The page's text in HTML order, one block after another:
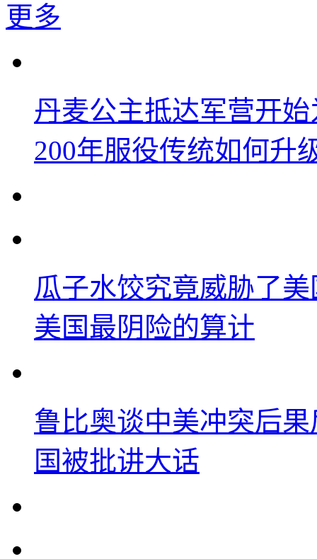
更多
丹麦公主抵达军营开
200年服役传统如何升
瓜子水饺究竟威胁了
美国最阴险的算计
鲁比奥谈中美冲突后
国被批讲大话